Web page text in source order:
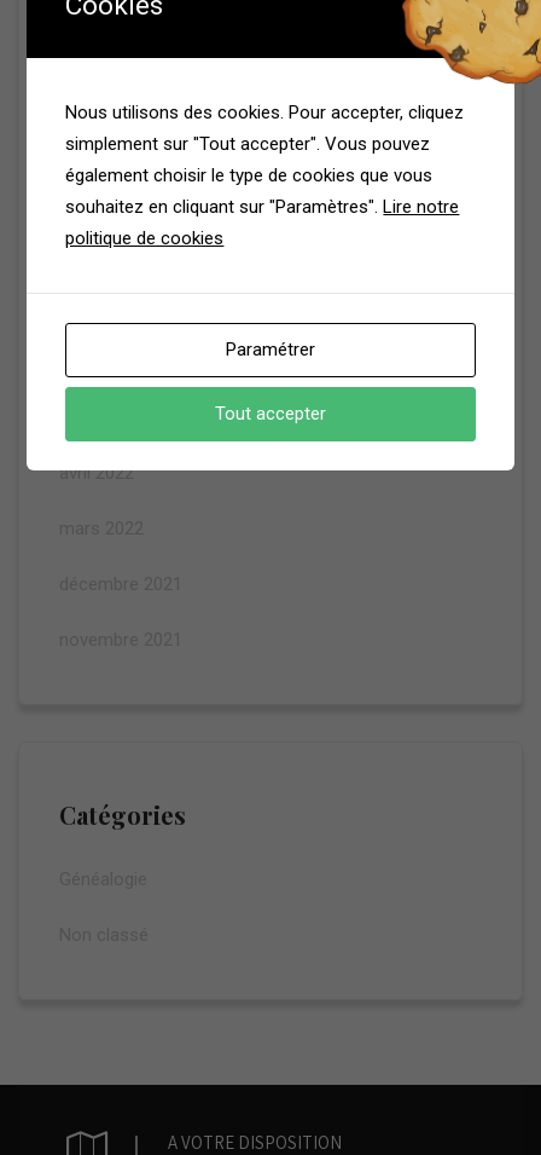
mai 2023
février 2023
avril 2022
Catégories
A VOTRE DISPOSITION
Nous utilisons des cookies. Pour accepter, cliquez
simplement sur "Tout accepter". Vous pouvez
également choisir le type de cookies que vous
souhaitez en cliquant sur "Paramètres".Lire notre
politique de cookies
Paramétrer
Tout accepter